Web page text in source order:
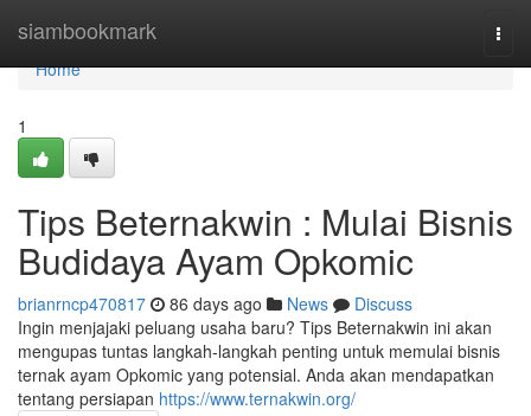
siambookmark
Home
Home
1
Tips Beternakwin : Mulai Bisnis
Budidaya Ayam Opkomic
brianrncp470817 86 days ago News
Discuss
Ingin menjajaki peluang usaha baru? Tips Beternakwin ini akan
mengupas tuntas langkah-langkah penting untuk memulai bisnis
ternak ayam Opkomic yang potensial. Anda akan mendapatkan
tentang persiapan https://www.ternakwin.org/